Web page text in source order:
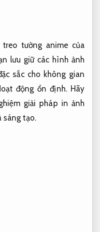
tường anime của
lưu giữ các hình ảnh
sắc cho không gian
động ổn định.Hãy
giải pháp in ảnh
sáng tạo.